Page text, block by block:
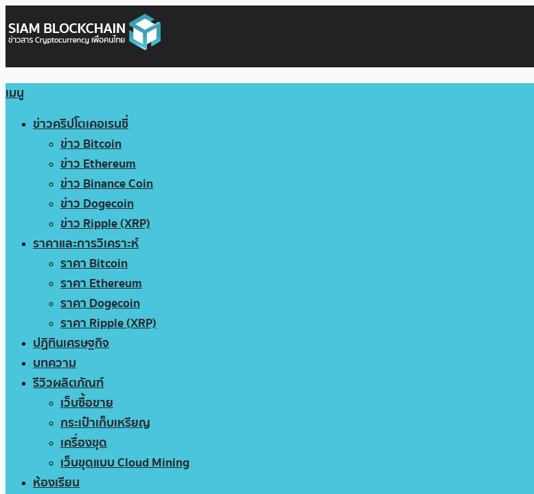
เมนู
ข่าวคริปโตเคอเรนซี่
ข่าว Bitcoin
ข่าว Ethereum
ข่าว Binance Coin
ข่าว Dogecoin
ข่าว Ripple (XRP)
ราคาและการวิเคราะห์
ราคา Bitcoin
ราคา Ethereum
ราคา Dogecoin
ราคา Ripple (XRP)
ปฏิทินเศรษฐกิจ
บทความ
รีวิวผลิตภัณฑ์
เว็บซื้อขาย
กระเป๋าเก็บเหรียญ
เครื่องขุด
เว็บขุดแบบ Cloud Mining
ห้องเรียน